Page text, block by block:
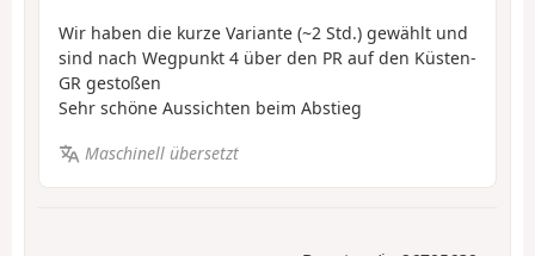
Wir haben die kurze Variante (~2 Std.) gewählt und
sind nach Wegpunkt 4 über den PR auf den Küsten-
GR gestoßen
Sehr schöne Aussichten beim Abstieg
Maschinell übersetzt